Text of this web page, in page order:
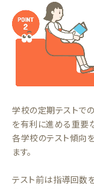
学校の定期テストで
を有利に進める重要
各学校のテスト傾向
ます。
テスト前は指導回数